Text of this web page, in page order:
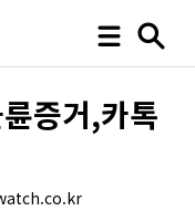
증거,카톡